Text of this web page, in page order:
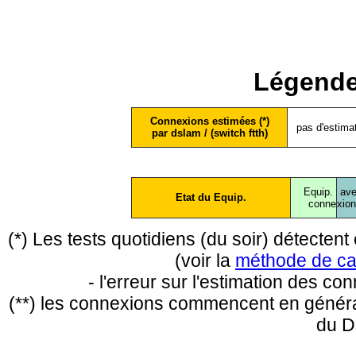
Connexions estimées (*)
par dslam / (switch ftth)
pas
Etat du Equip.
Equip.
conne
(*) Les tests quotidiens (du soir)
(voir la méthode de
- l'erreur sur l'estimation des
(**) les connexions commencent en
du